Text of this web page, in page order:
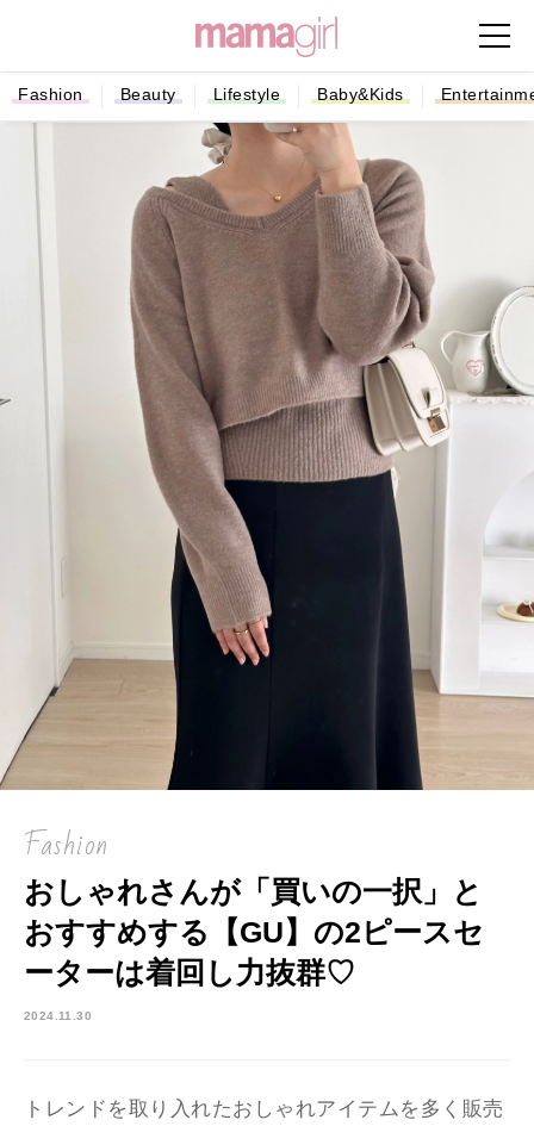
Fashion Beauty Lifestyle Baby&Kids
Fashion
おしゃれさんが「買いの一択」と
おすすめする【GU】の2ピースセ
ーターは着回し力抜群♡
2024.11.30
トレンドを取り入れたおしゃれアイテムを多く販売